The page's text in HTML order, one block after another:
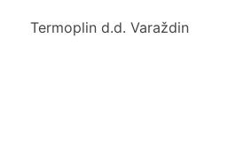
Termoplin d.d. Varaždin